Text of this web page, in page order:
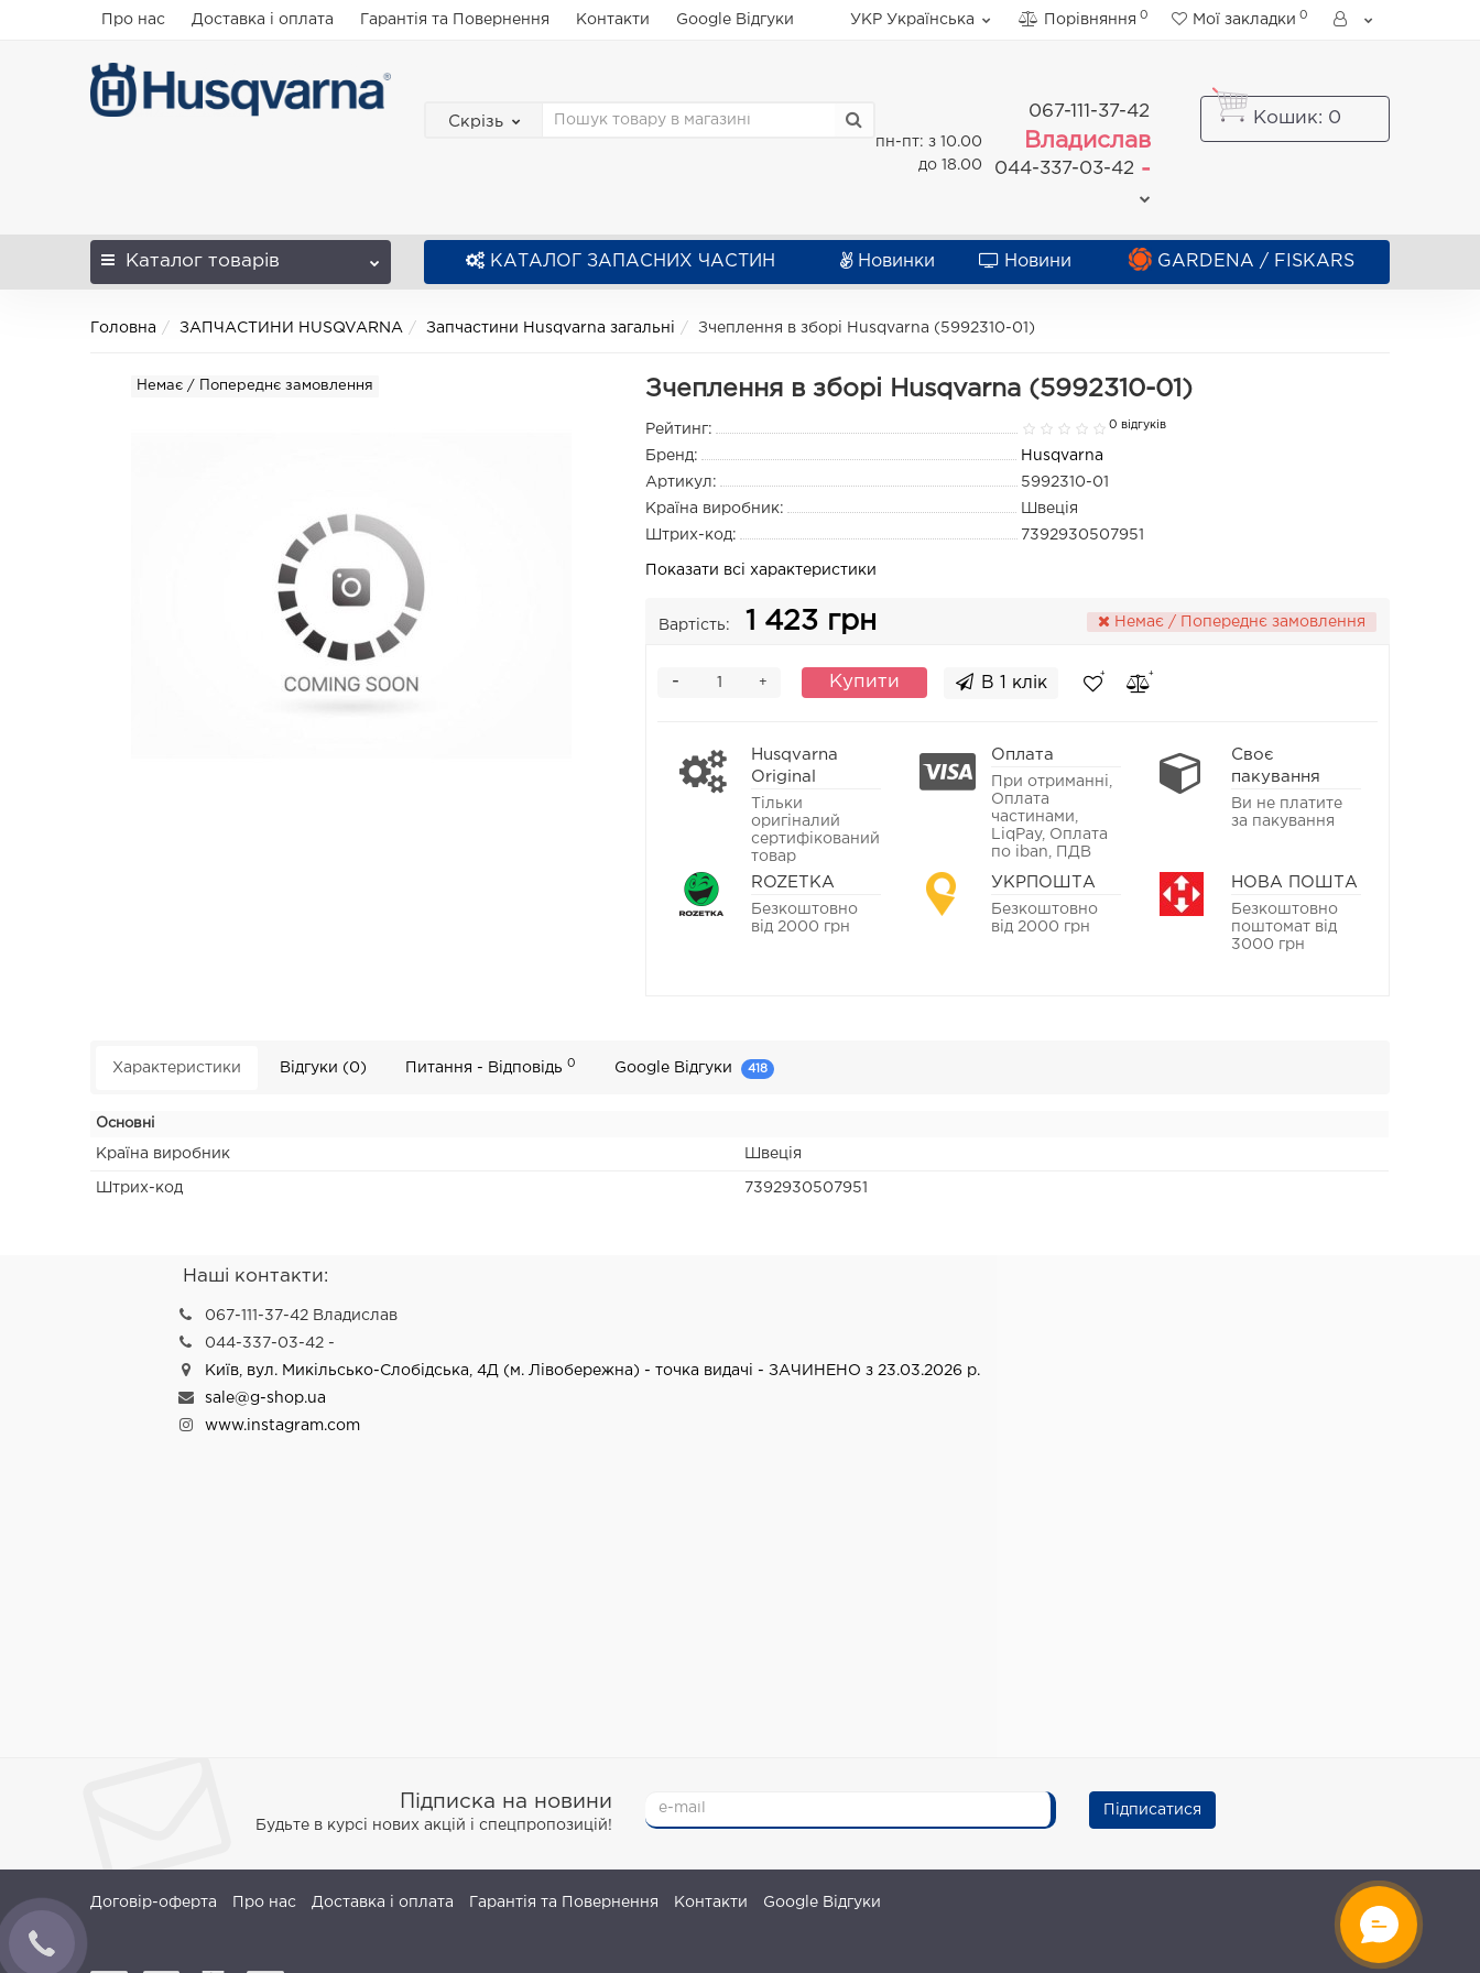
Про нас Доставка і оплата Гарантія та Повернення Контакти Google Відгуки УКР Українська Порівняння 0 Мої закладки 0
Скрізь
пн-пт: з 10.00
до 18.00
067-111-37-42
Владислав
044-337-03-42 -
Кошик: 0
Каталог товарів КАТАЛОГ ЗАПАСНИХ ЧАСТИН Новинки Новини GARDENA / FISKARS
Головна ЗАПЧАСТИНИ HUSQVARNA Запчастини Husqvarna загальні Зчеплення в зборі Husqvarna (5992310-01)
Немає / Попереднє замовлення Зчеплення в зборі Husqvarna (5992310-01)
Рейтинг: 0 відгуків
Бренд:
Husqvarna
Артикул:
5992310-01
Країна виробник:
Швеція
Штрих-код:
7392930507951
Показати всі характеристики
Вартість: 1 423 грн Немає / Попереднє замовлення
+
- Купити В 1 клік
Husqvarna
Original
Тільки
оригіналий
сертифікований
товар
Оплата
При отриманні,
Оплата
частинами,
LiqPay, Оплата
по iban, ПДВ
Своє
пакування
Ви не платите
за пакування
ROZETKA
Безкоштовно
від 2000 грн
УКРПОШТА
Безкоштовно
від 2000 грн
НОВА ПОШТА
Безкоштовно
поштомат від
3000 грн
Характеристики Відгуки (0) Питання - Відповідь0 Google Відгуки 418
Основні
Країна виробник Швеція
Штрих-код 7392930507951
Наші контакти:
067-111-37-42 Владислав
044-337-03-42 -
Київ, вул. Микільсько-Слобідська, 4Д (м. Лівобережна) - точка видачі - ЗАЧИНЕНО з 23.03.2026 р.
sale@g-shop.ua
www.instagram.com
Підписка на новини
Будьте в курсі нових акцій і спецпропозицій!
Підписатися
Договір-оферта Про нас Доставка і оплата Гарантія та Повернення Контакти Google Відгуки